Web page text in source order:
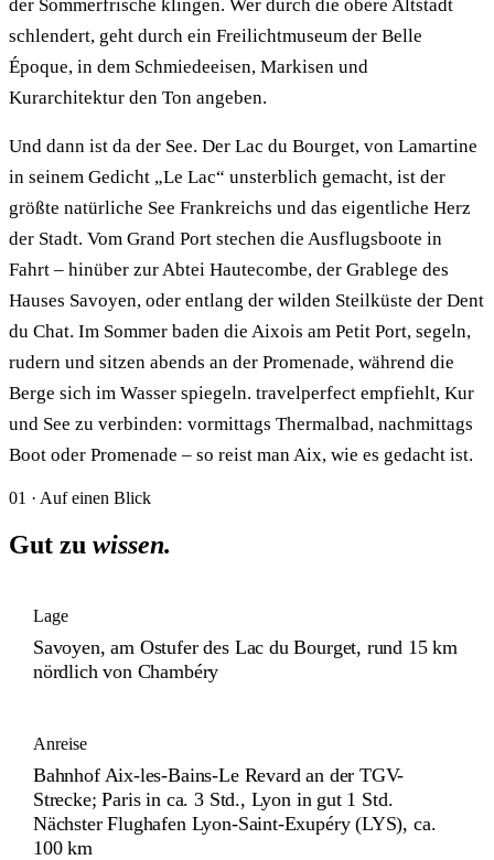
der Sommerfrische klingen. Wer durch die obere Altstadt
schlendert, geht durch ein Freilichtmuseum der Belle
Époque, in dem Schmiedeeisen, Markisen und
Kurarchitektur den Ton angeben.
Und dann ist da der See. Der Lac du Bourget, von Lamartine
in seinem Gedicht „Le Lac“ unsterblich gemacht, ist der
größte natürliche See Frankreichs und das eigentliche Herz
der Stadt. Vom Grand Port stechen die Ausflugsboote in
Fahrt – hinüber zur Abtei Hautecombe, der Grablege des
Hauses Savoyen, oder entlang der wilden Steilküste der Dent
du Chat. Im Sommer baden die Aixois am Petit Port, segeln,
rudern und sitzen abends an der Promenade, während die
Berge sich im Wasser spiegeln. travelperfect empfiehlt, Kur
und See zu verbinden: vormittags Thermalbad, nachmittags
Boot oder Promenade – so reist man Aix, wie es gedacht ist.
01 · Auf einen Blick
Gut zu wissen.
Lage
Savoyen, am Ostufer des Lac du Bourget, rund 15 km
nördlich von Chambéry
Anreise
Bahnhof Aix-les-Bains-Le Revard an der TGV-
Strecke; Paris in ca. 3 Std., Lyon in gut 1 Std.
Nächster Flughafen Lyon-Saint-Exupéry (LYS), ca.
100 km